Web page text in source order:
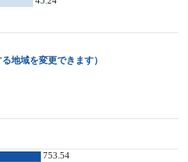
地域を変更できます）
753.54